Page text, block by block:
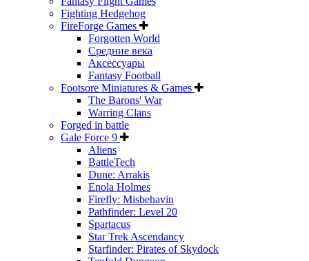
Fighting Hedgehog
FireForge Games
Forgotten World
Средние века
Аксессуары
Fantasy Football
Footsore Miniatures & Games
The Barons' War
Warring Clans
Forged in battle
Gale Force 9
Aliens
BattleTech
Dune: Arrakis
Enola Holmes
Firefly: Misbehavin
Pathfinder: Level 20
Spartacus
Star Trek Ascendancy
Starfinder: Pirates of Skydock